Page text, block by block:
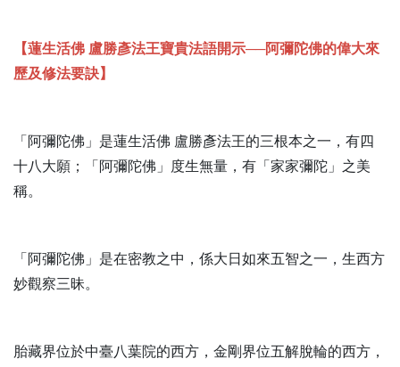
【蓮生活佛 盧勝彥法王寶貴法語開示──阿彌陀佛的偉大來
歷及修法要訣】
「阿彌陀佛」是蓮生活佛 盧勝彥法王的三根本之一，有四
十八大願；「阿彌陀佛」度生無量，有「家家彌陀」之美
稱。
「阿彌陀佛」是在密教之中，係大日如來五智之一，生西方
妙觀察三昧。
胎藏界位於中臺八葉院的西方，金剛界位五解脫輪的西方，